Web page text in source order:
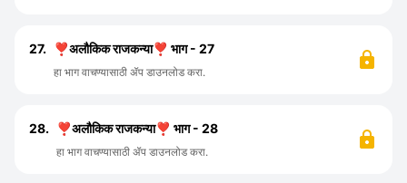
27. ❣️अलौकिक राजकन्या❣️ भाग - 27
हा भाग वाचण्यासाठी ॲप डाउनलोड करा.
28. ❣️अलौकिक राजकन्या❣️ भाग - 28
हा भाग वाचण्यासाठी ॲप डाउनलोड करा.